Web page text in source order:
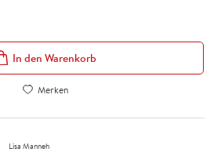
In den Warenkorb
Merken
Lisa Manneh